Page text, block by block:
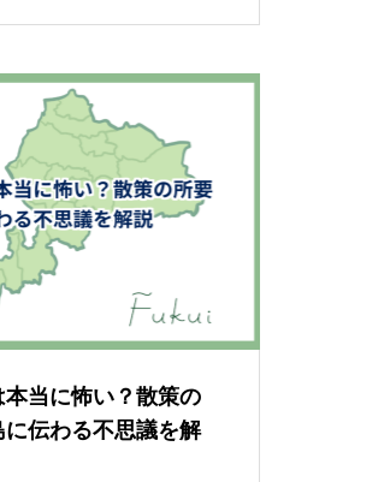
当に怖い？散策の
に伝わる不思議を解